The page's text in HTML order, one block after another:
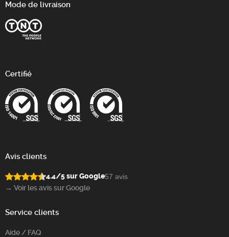
Mode de livraison
Certifié
Avis clients
4.4/5 sur Google57 avis
→ Voir les avis sur Google
Service clients
Aide / FAQ